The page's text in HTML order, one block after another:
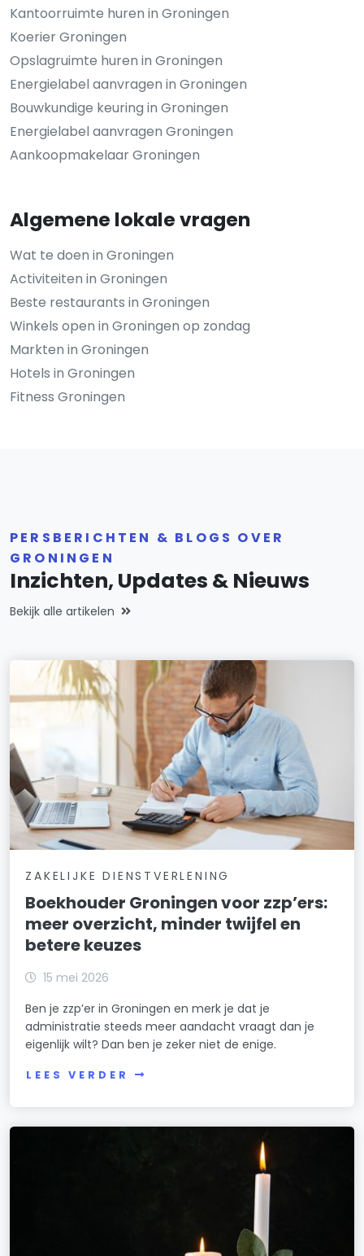
Kantoorruimte huren in Groningen
Koerier Groningen
Opslagruimte huren in Groningen
Energielabel aanvragen in Groningen
Bouwkundige keuring in Groningen
Energielabel aanvragen Groningen
Aankoopmakelaar Groningen
Algemene lokale vragen
Wat te doen in Groningen
Activiteiten in Groningen
Beste restaurants in Groningen
Winkels open in Groningen op zondag
Markten in Groningen
Hotels in Groningen
Fitness Groningen
PERSBERICHTEN & BLOGS OVER
GRONINGEN
Inzichten, Updates & Nieuws
Bekijk alle artikelen
ZAKELIJKE DIENSTVERLENING
Boekhouder Groningen voor zzp’ers:
meer overzicht, minder twijfel en
betere keuzes
15 mei 2026
Ben je zzp’er in Groningen en merk je dat je
administratie steeds meer aandacht vraagt dan je
eigenlijk wilt? Dan ben je zeker niet de enige.
LEES VERDER